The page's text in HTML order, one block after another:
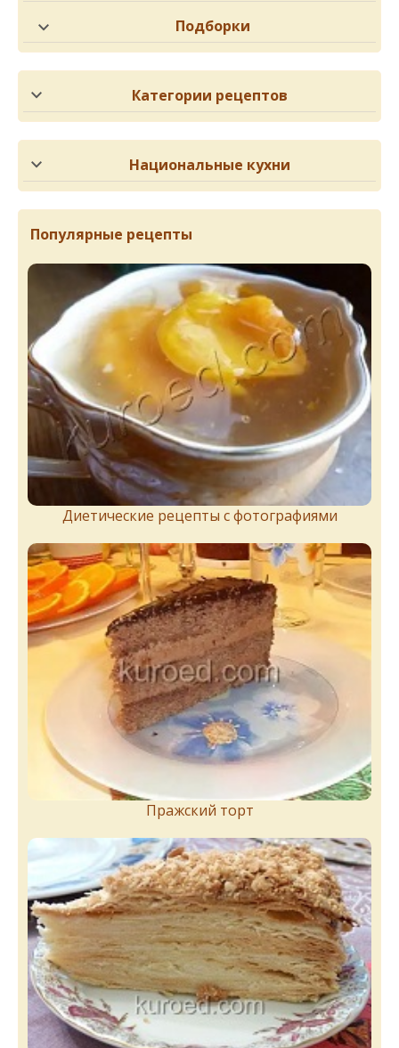
Подборки
Категории рецептов
Национальные кухни
Популярные рецепты
Диетические рецепты с фотографиями
Пражский торт